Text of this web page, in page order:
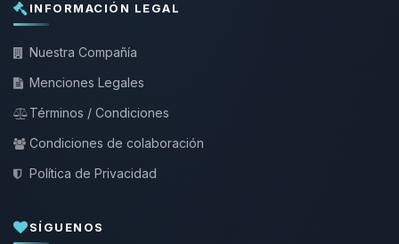
INFORMACIÓN LEGAL
Nuestra Compañía
Menciones Legales
Términos / Condiciones
Condiciones de colaboración
Política de Privacidad
SÍGUENOS